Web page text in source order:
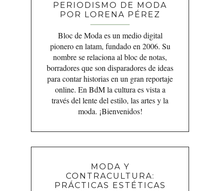
PERIODISMO DE MODA
POR LORENA PÉREZ
Bloc de Moda es un medio digital
pionero en latam, fundado en 2006. Su
nombre se relaciona al bloc de notas,
borradores que son disparadores de ideas
para contar historias en un gran reportaje
online. En BdM la cultura es vista a
través del lente del estilo, las artes y la
moda. ¡Bienvenidos!
MODA Y
CONTRACULTURA:
PRÁCTICAS ESTÉTICAS